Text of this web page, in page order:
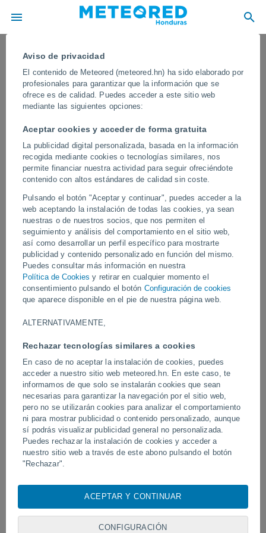
Aviso de privacidad
El contenido de Meteored (meteored.hn) ha sido elaborado por
profesionales para garantizar que la información que se
ofrece es de calidad. Puedes acceder a este sitio web
mediante las siguientes opciones:
Aceptar cookies y acceder de forma gratuita
La publicidad digital personalizada, basada en la información
recogida mediante cookies o tecnologías similares, nos
permite financiar nuestra actividad para seguir ofreciéndote
contenido con altos estándares de calidad sin coste.
Pulsando el botón "Aceptar y continuar", puedes acceder a la
web aceptando la instalación de todas las cookies, ya sean
nuestras o de nuestros socios, que nos permiten el
seguimiento y análisis del comportamiento en el sitio web,
así como desarrollar un perfil específico para mostrarte
publicidad y contenido personalizado en función del mismo.
Puedes consultar más información en nuestra
Política de Cookies y retirar en cualquier momento el
consentimiento pulsando el botón Configuración de cookies
que aparece disponible en el pie de nuestra página web.
ALTERNATIVAMENTE,
Rechazar tecnologías similares a cookies
En caso de no aceptar la instalación de cookies, puedes
acceder a nuestro sitio web meteored.hn. En este caso, te
informamos de que solo se instalarán cookies que sean
necesarias para garantizar la navegación por el sitio web,
pero no se utilizarán cookies para analizar el comportamiento
ni para mostrar publicidad o contenido personalizado, aunque
sí podrás visualizar publicidad general no personalizada.
Puedes rechazar la instalación de cookies y acceder a
nuestro sitio web a través de este abono pulsando el botón
"Rechazar".
cookies, identificadores únicos o tecnologías similares para
visita en este sitio web, las direcciones IP y los
identificadores de cookies. Es posible que algunos
ACEPTAR Y CONTINUAR
CONFIGURACIÓN
Una gigantesca tormenta de polvo
cubrió Bikaner, India
Las fuertes ráfagas de viento redujeron drásticamente la visibilidad
y cubrieron amplias zonas de la ciudad en cuestión de minutos. El
fenómeno es relativamente común en las regiones áridas del
noroeste de India durante la temporada cálida.
Vídeos
Un enorme diablo de polvo fue
avistado en Zapponeta, Italia
Tornados y lluvias
Pelotas, Brasil.
Síguenos